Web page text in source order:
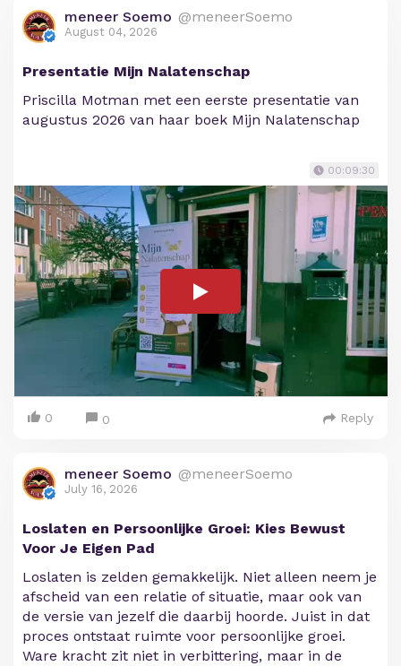
meneer Soemo @meneerSoemo
August 04, 2026
Presentatie Mijn Nalatenschap
Priscilla Motman met een eerste presentatie van
augustus 2026 van haar boek Mijn Nalatenschap
00:09:30
0 0 Reply
meneer Soemo @meneerSoemo
July 16, 2026
Loslaten en Persoonlijke Groei: Kies Bewust
Voor Je Eigen Pad
Loslaten is zelden gemakkelijk. Niet alleen neem je
afscheid van een relatie of situatie, maar ook van
de versie van jezelf die daarbij hoorde. Juist in dat
proces ontstaat ruimte voor persoonlijke groei.
Ware kracht zit niet in verbittering, maar in de